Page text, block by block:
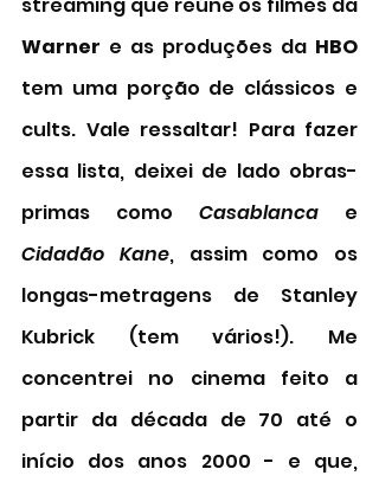
Warner e as produções da HBO
tem uma porção de clássicos e
cults. Vale ressaltar! Para fazer
essa lista, deixei de lado obras-
primas como Casablanca
Cidadão Kane, assim como os
longas-metragens de Stanley
Kubrick (tem vários!). Me
concentrei no cinema feito a
partir da década de 70 até o
início dos anos 2000 - e que,